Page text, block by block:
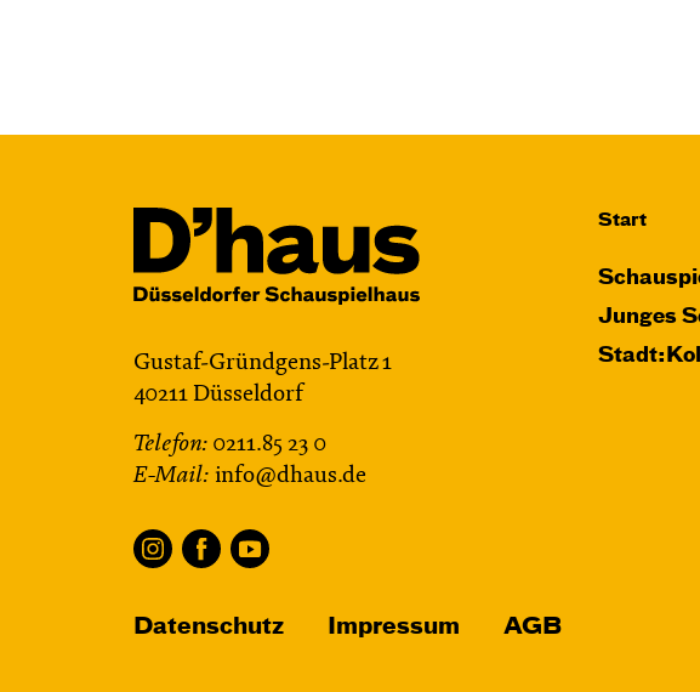
Gustaf-Gründgens-Platz 1
40211 Düsseldorf
Telefon: 0211.85 23 0
E-Mail: info@dhaus.de
Start
Junges
Datenschutz Impressum AGB